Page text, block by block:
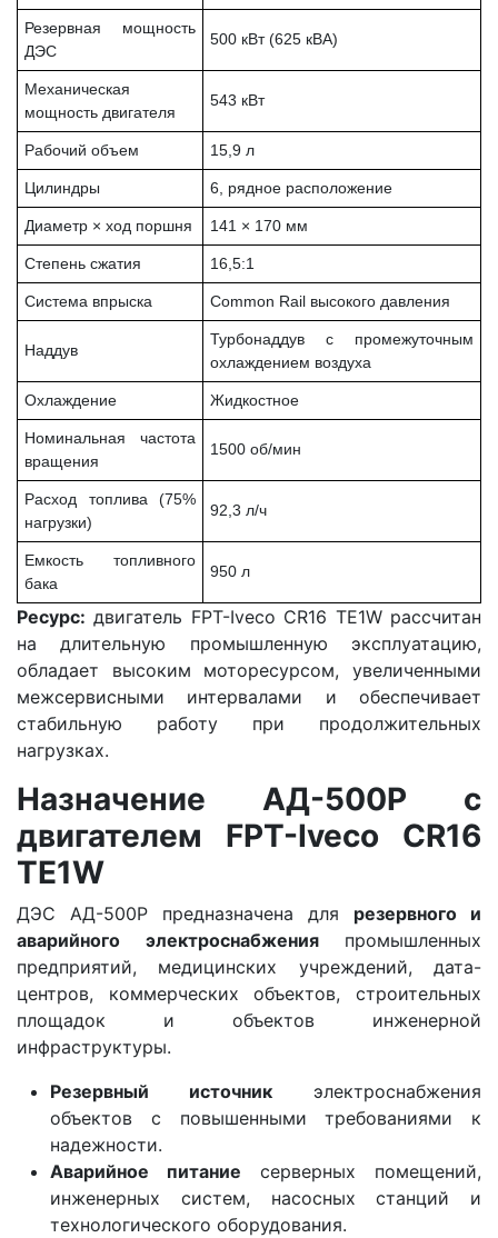
Резервная мощность
ДЭС
500 кВт (625 кВА)
Механическая
мощность двигателя
543 кВт
Рабочий объем 15,9 л
Цилиндры 6, рядное расположение
Диаметр × ход поршня 141 × 170 мм
Степень сжатия 16,5:1
Система впрыска Common Rail высокого давления
Наддув
Турбонаддув с промежуточным
охлаждением воздуха
Охлаждение Жидкостное
Номинальная частота
вращения
1500 об/мин
Расход топлива (75%
нагрузки)
92,3 л/ч
Емкость топливного
бака
950 л
Ресурс: двигатель FPT-Iveco CR16 TE1W рассчитан
на длительную промышленную эксплуатацию,
обладает высоким моторесурсом, увеличенными
межсервисными интервалами и обеспечивает
стабильную работу при продолжительных
нагрузках.
Назначение АД-500Р с
двигателем FPT-Iveco CR16
TE1W
ДЭС АД-500Р предназначена для резервного и
аварийного электроснабженияпромышленных
предприятий, медицинских учреждений, дата-
центров, коммерческих объектов, строительных
площадок и объектов инженерной
инфраструктуры.
Резервный источник электроснабжения
объектов с повышенными требованиями к
надежности.
Аварийное питание серверных помещений,
инженерных систем, насосных станций и
технологического оборудования.